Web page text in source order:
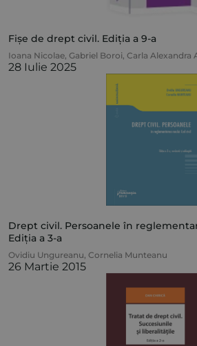
Fișe de drept civil. Ediția a 9-a
Ioana Nicolae, Gabriel Boroi, Carla Alexandra
28 Iulie 2025
Drept civil. Persoanele în
Ediția a 3-a
Ovidiu Ungureanu, Cornelia Munteanu
26 Martie 2015